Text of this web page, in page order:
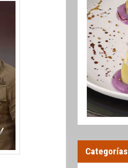
Categorías